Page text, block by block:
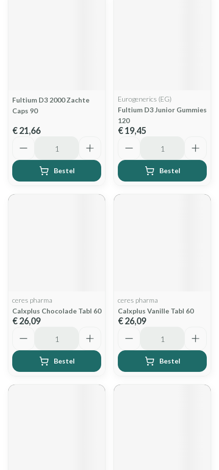
Fultium D3 2000 Zachte
Caps 90
€ 21,66
Bestel
Eurogenerics (EG)
Fultium D3 Junior Gummies
120
€ 19,45
Bestel
ceres pharma
Calxplus Chocolade Tabl 60
€ 26,09
Bestel
ceres pharma
Calxplus Vanille Tabl 60
€ 26,09
Bestel